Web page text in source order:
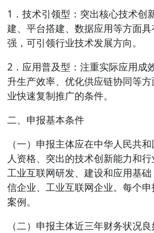
1．技术引领型：突出核心技术创
建、平台搭建、数据应用等方面
强，可引领行业技术发展方向。
2．应用普及型：注重实际应用成
升生产效率、优化供应链协同等
业快速复制推广的条件。
二、申报基本条件
（一）申报主体应在中华人民共
人资格、突出的技术创新能力和
工业互联网研发、建设和应用基
信企业、工业互联网企业。每个
案例。
（二）申报主体近三年财务状况